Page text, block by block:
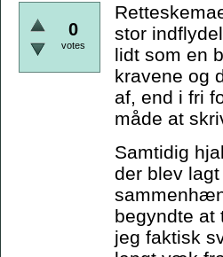
0
votes
stor
lidt som en
kravene og
af, end i fri
måde at
Samtidig
der blev
begyndte at
jeg faktisk